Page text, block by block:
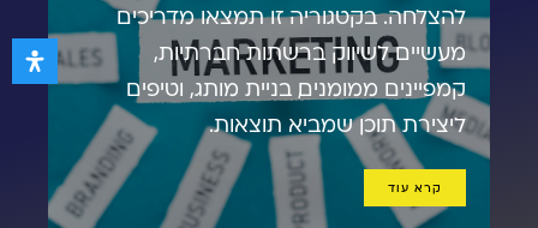
להצלחה. בקטגוריה זו תמצאו מדריכים
מעשיים לשיווק ברשתות חברתיות,
קמפיינים ממומנים, בניית מותג, וטיפים
ליצירת תוכן שמביא תוצאות.
קרא עוד